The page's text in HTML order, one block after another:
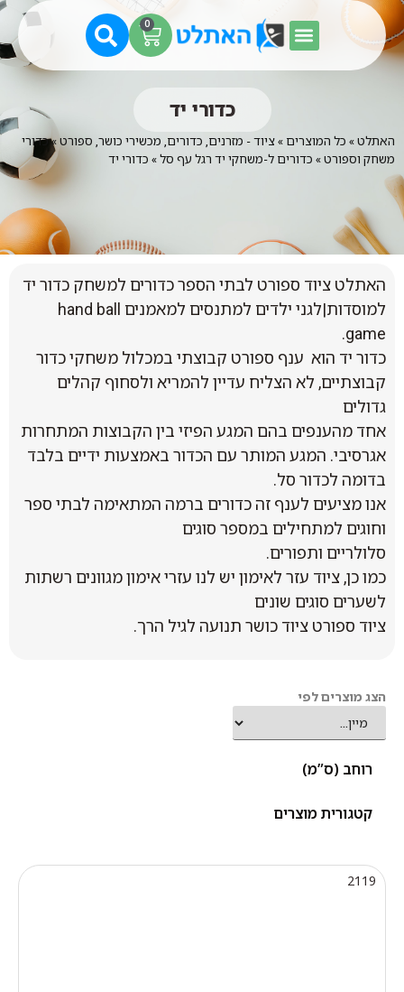
0
כדורי יד
האתלט» כל המוצרים »ציוד - מזרנים, כדורים, מכשירי כושר, ספורט»כדורי
משחק וספורט» כדורים ל-משחקי יד רגל עף סל» כדורי יד
האתלט ציוד ספורט לבתי הספר כדורים למשחק כדור יד
למוסדות|לגני ילדים למתנסים למאמנים hand ball
game.
כדור יד הוא ענף ספורט קבוצתי במכלול משחקי כדור
קבוצתיים, לא הצליח עדיין להמריא ולסחוף קהלים
גדולים
אחד מהענפים בהם המגע הפיזי בין הקבוצות המתחרות
אגרסיבי. המגע המותר עם הכדור באמצעות ידיים בלבד
בדומה לכדור סל.
אנו מציעים לענף זה כדורים ברמה המתאימה לבתי ספר
וחוגים למתחילים במספר סוגים
סלולריים ותפורים.
כמו כן, ציוד עזר לאימון יש לנו עזרי אימון מגוונים רשתות
לשערים סוגים שונים
ציוד ספורט ציוד כושר תנועה לגיל הרך.
הצג מוצרים לפי
רוחב (ס”מ)
קטגורית מוצרים
2119